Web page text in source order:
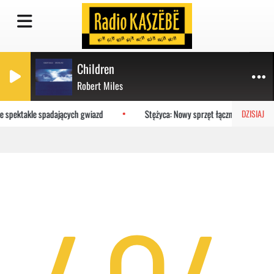
Children
Robert Miles
DZISIAJ
spektakle spadających gwiazd Stężyca: Nowy sprzęt łączności trafił